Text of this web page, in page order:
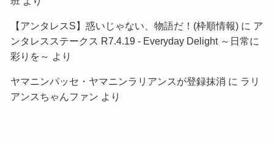
【アンタレスS】惑いじゃない、物語だ！(枠順情報)に ア
ンタレスステークス R7.4.19 - Everyday Delight ～日常に
彩りを～ より
ヤマニンパッセ・ヤマニンラリアンスが登録抹消 に ラリ
アンスちゃんファン より